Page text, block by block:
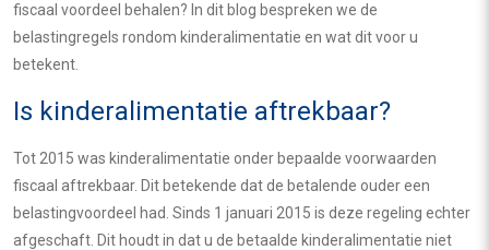
fiscaal voordeel behalen? In dit blog bespreken we de
belastingregels rondom kinderalimentatie en wat dit voor u
betekent.
Is kinderalimentatie aftrekbaar?
Tot 2015 was kinderalimentatie onder bepaalde voorwaarden
fiscaal aftrekbaar. Dit betekende dat de betalende ouder een
belastingvoordeel had. Sinds 1 januari 2015 is deze regeling echter
afgeschaft. Dit houdt in dat u de betaalde kinderalimentatie niet